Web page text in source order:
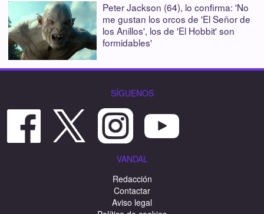
Peter Jackson (64), lo confirma: 'No
me gustan los orcos de 'El Señor de
los Anillos', los de 'El Hobbit' son
formidables'
SÍGUENOS
VANDAL
Redacción
Contactar
Aviso legal